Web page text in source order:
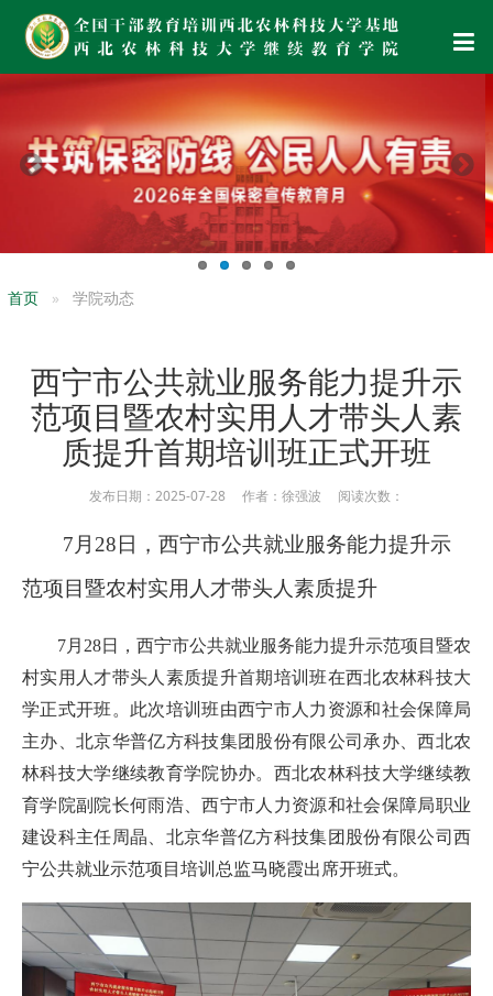
首页 学院动态
西宁市公共就业服务能力提升示
范项目暨农村实用人才带头人素
质提升首期培训班正式开班
发布日期：2025-07-28 作者：徐强波 阅读次数：
7月28日，西宁市公共就业服务能力提升示
范项目暨农村实用人才带头人素质提升
7月28日，西宁市公共就业服务能力提升示范项目暨农
村实用人才带头人素质提升首期培训班在西北农林科技大
学正式开班。此次培训班由西宁市人力资源和社会保障局
主办、北京华普亿方科技集团股份有限公司承办、西北农
林科技大学继续教育学院协办。西北农林科技大学继续教
育学院副院长何雨浩、西宁市人力资源和社会保障局职业
建设科主任周晶、北京华普亿方科技集团股份有限公司西
宁公共就业示范项目培训总监马晓霞出席开班式。